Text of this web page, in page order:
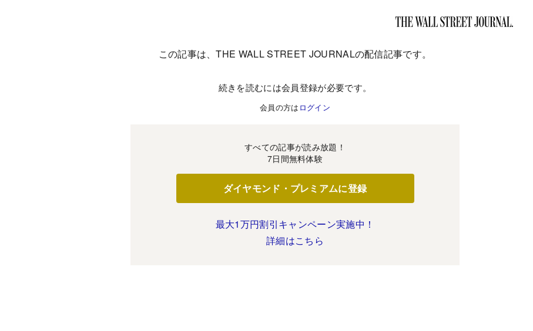
この記事は、THE WALL STREET JOURNALの配信記事です。
続きを読むには会員登録が必要です。
会員の方は ログイン
すべての記事が読み放題！
7日間無料体験
ダイヤモンド・プレミアムに登録
最大1万円割引キャンペーン実施中！
詳細はこちら